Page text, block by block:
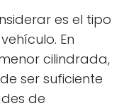
es el tipo
En
cilindrada,
ser suficiente
de